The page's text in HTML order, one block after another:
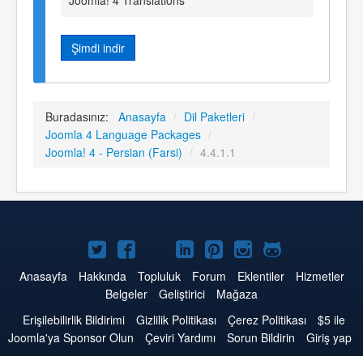
Şimdi indir
Buradasınız: Anasayfa / Dil Paketleri /
Joomla 4 Language Packages /
Joomla! 4 - Persian (Farsi) / 4.4.1.1
Twitter'da
Joomla
Facebook'da
Joomla
YouTube'da
Joomla
LinkedIn'de
Joomla
Pinterest'de
Joomla
Instagram'da
Joomla
GitHub'da
Joomla
Anasayfa Hakkında Topluluk Forum Eklentiler
Hizmetler
Belgeler
Geliştirici
Mağaza
Erişilebilirlik Bildirimi
Gizlilik Politikası Çerez Politikası
$5 ile
Joomla'ya Sponsor Olun
Çeviri Yardımı Sorun Bildirin
Giriş yap